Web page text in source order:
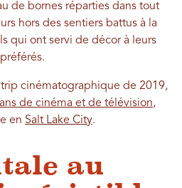
de bornes réparties dans tout
hors des sentiers battus à la
qui ont servi de décor à leurs
cinématographique de 2019,
de cinéma et de télévision,
en Salt Lake City.
au